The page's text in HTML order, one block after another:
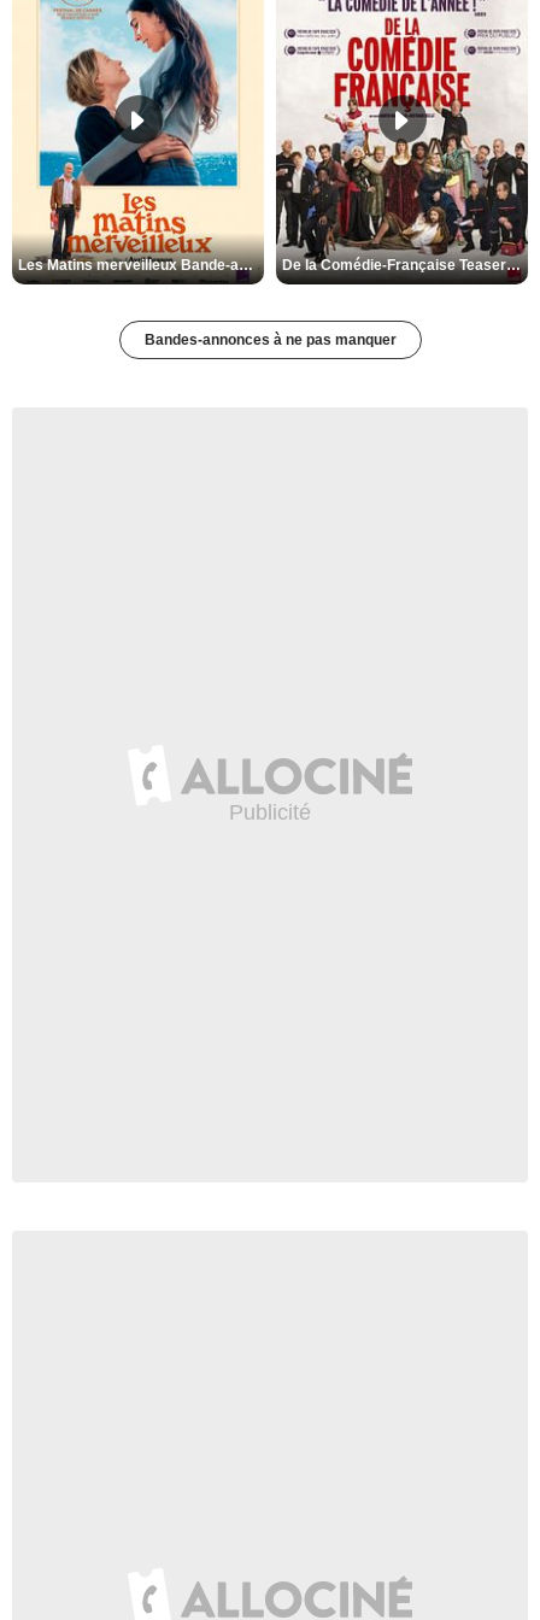
Les Matins merveilleux Bande-annonce VF De la Comédie-Française Teaser VF
Bandes-annonces à ne pas manquer